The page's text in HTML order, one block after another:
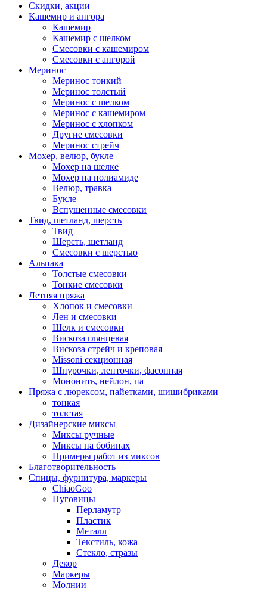
Скидки, акции
Кашемир и ангора
Кашемир
Кашемир с шелком
Смесовки с кашемиром
Смесовки с ангорой
Меринос
Меринос тонкий
Меринос толстый
Меринос с шелком
Меринос с кашемиром
Меринос с хлопком
Другие смесовки
Меринос стрейч
Мохер, велюр, букле
Мохер на шелке
Мохер на полиамиде
Велюр, травка
Букле
Вспушенные смесовки
Твид, шетланд, шерсть
Твид
Шерсть, шетланд
Смесовки с шерстью
Альпака
Толстые смесовки
Тонкие смесовки
Летняя пряжа
Хлопок и смесовки
Лен и смесовки
Шелк и смесовки
Вискоза глянцевая
Вискоза стрейч и креповая
Missoni секционная
Шнурочки, ленточки, фасонная
Мононить, нейлон, па
Пряжа с люрексом, пайетками, шишибриками
тонкая
толстая
Дизайнерские миксы
Миксы ручные
Миксы на бобинах
Примеры работ из миксов
Благотворительность
Спицы, фурнитура, маркеры
ChiaoGoo
Пуговицы
Перламутр
Пластик
Металл
Текстиль, кожа
Стекло, стразы
Декор
Маркеры
Молнии